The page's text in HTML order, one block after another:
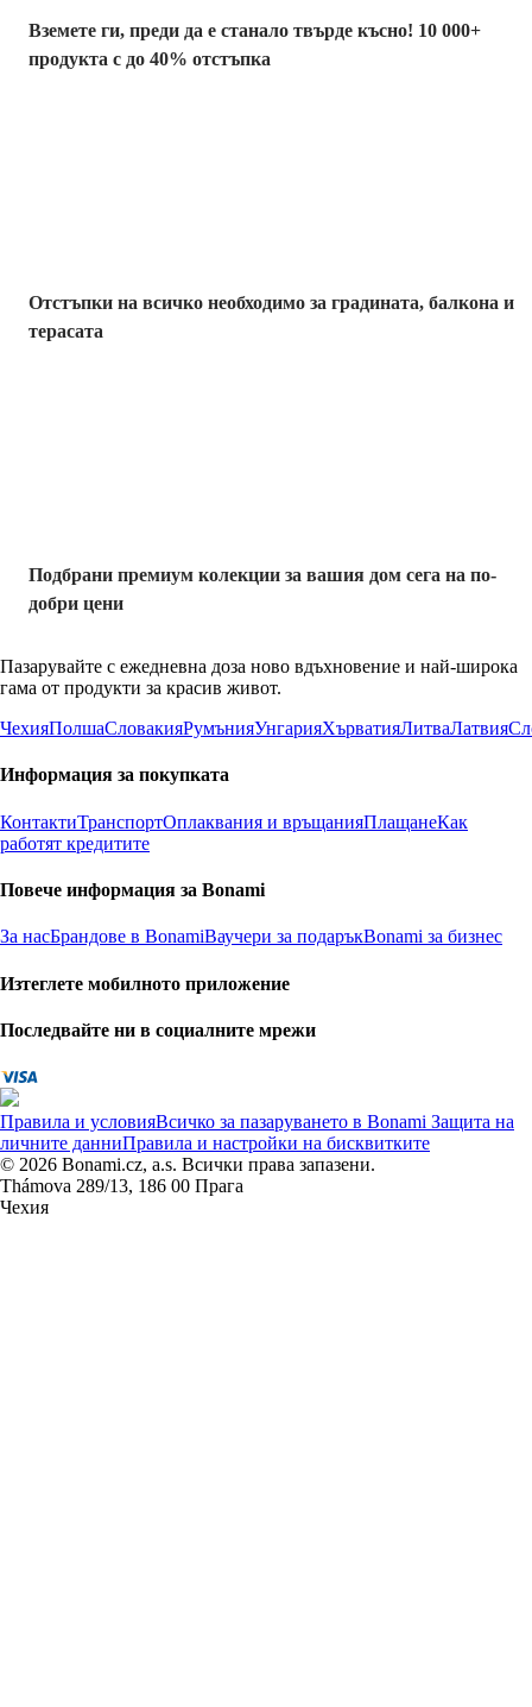
Вземете ги, преди да е станало твърде късно! 10 000+
продукта с до 40% отстъпка
Отстъпки на всичко необходимо за градината, балкона и
терасата
Подбрани премиум колекции за вашия дом сега на по-
добри цени
Пазарувайте с ежедневна доза ново вдъхновение и най-широка
гама от продукти за красив живот.
ЧехияПолшаСловакияРумънияУнгарияХърватияЛитваЛатвия
Информация за покупката
КонтактиТранспортОплаквания и връщанияПлащанеКак
работят кредитите
Повече информация за Bonami
За насБрандове в BonamiВаучери за подаръкBonami за бизнес
Изтеглете мобилното приложение
Последвайте ни в социалните мрежи
Правила и условияВсичко за пазаруването в Bonami Защита на
личните данниПравила и настройки на бисквитките
© 2026 Bonami.cz, a.s. Всички права запазени.
Thámova 289/13, 186 00 Прага
Чехия